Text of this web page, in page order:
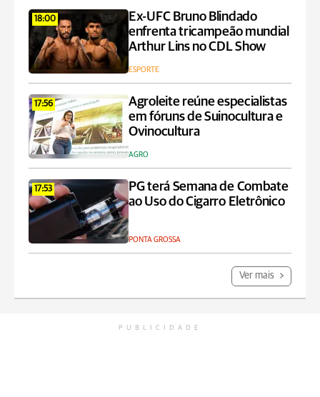
18:00
Ex-UFC Bruno Blindado
enfrenta tricampeão mundial
Arthur Lins no CDL Show
ESPORTE
17:56
Agroleite reúne especialistas
em fóruns de Suinocultura e
Ovinocultura
AGRO
17:53
PG terá Semana de Combate
ao Uso do Cigarro Eletrônico
PONTA GROSSA
Ver mais
PUBLICIDADE